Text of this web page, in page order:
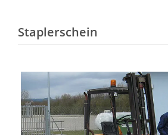
Staplerschein